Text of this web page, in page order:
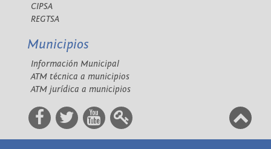
CIPSA
REGTSA
Municipios
Información Municipal
ATM técnica a municipios
ATM jurídica a municipios